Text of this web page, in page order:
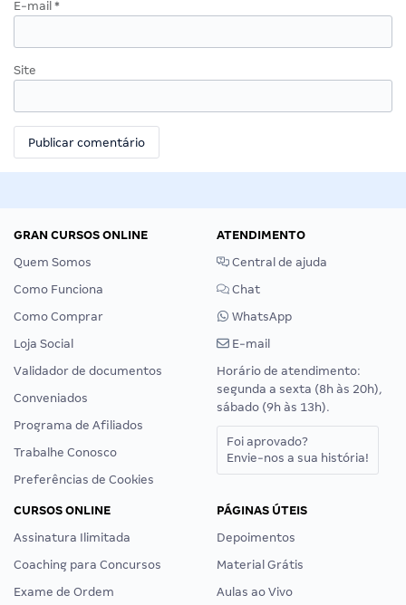
E-mail *
Site
GRAN CURSOS ONLINE
Quem Somos
Como Funciona
Como Comprar
Loja Social
Validador de documentos
Conveniados
Programa de Afiliados
Trabalhe Conosco
Preferências de Cookies
ATENDIMENTO
Central de ajuda
Chat
WhatsApp
E-mail
Horário de atendimento:
segunda a sexta (8h às 20h),
sábado (9h às 13h).
Foi aprovado?
Envie-nos a sua história!
CURSOS ONLINE
Assinatura Ilimitada
Coaching para Concursos
Exame de Ordem
PÁGINAS ÚTEIS
Depoimentos
Material Grátis
Aulas ao Vivo